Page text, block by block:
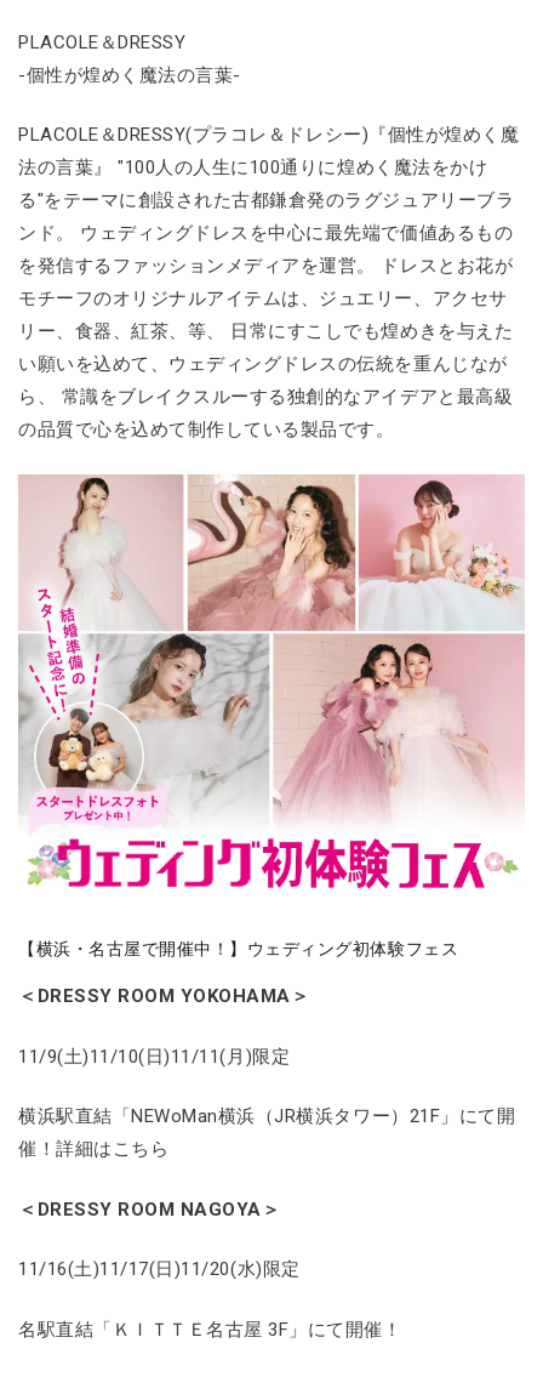
PLACOLE＆DRESSY
-個性が煌めく魔法の言葉-
PLACOLE＆DRESSY(プラコレ＆ドレシー)『個性が煌めく魔
法の言葉』 "100人の人生に100通りに煌めく魔法をかけ
る"をテーマに創設された古都鎌倉発のラグジュアリーブラ
ンド。 ウェディングドレスを中心に最先端で価値あるもの
を発信するファッションメディアを運営。 ドレスとお花が
モチーフのオリジナルアイテムは、ジュエリー、アクセサ
リー、食器、紅茶、等、 日常にすこしでも煌めきを与えた
い願いを込めて、ウェディングドレスの伝統を重んじなが
ら、 常識をブレイクスルーする独創的なアイデアと最高級
の品質で心を込めて制作している製品です。
【横浜・名古屋で開催中！】ウェディング初体験フェス
＜DRESSY ROOM YOKOHAMA＞
11/9(土)11/10(日)11/11(月)限定
横浜駅直結「NEWoMan横浜（JR横浜タワー）21F」にて開
催！詳細はこちら
＜DRESSY ROOM NAGOYA＞
11/16(土)11/17(日)11/20(水)限定
名駅直結「ＫＩＴＴＥ名古屋 3F」にて開催！